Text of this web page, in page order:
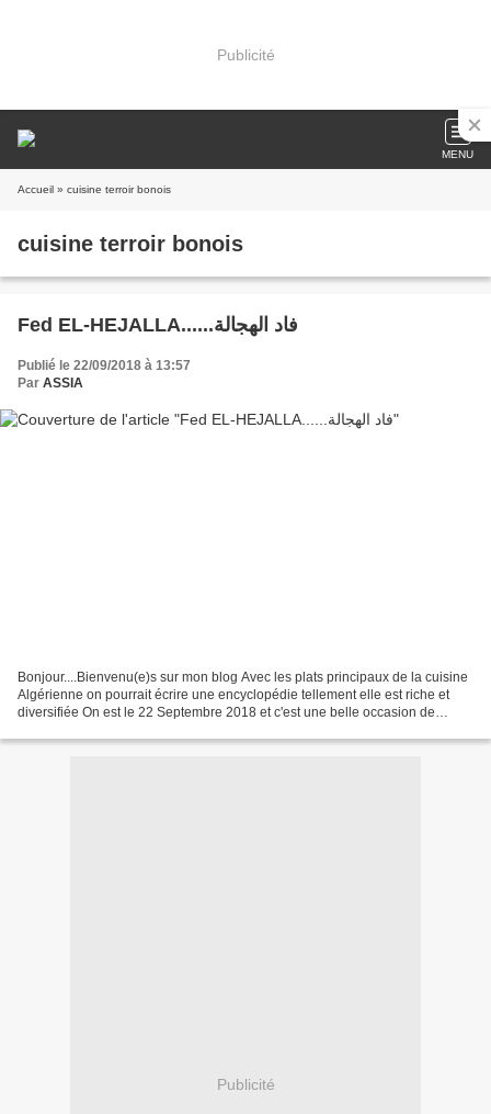
Publicité
MENU
Accueil » cuisine terroir bonois
cuisine terroir bonois
Fed EL-HEJALLA......فاد الهجالة
Publié le 22/09/2018 à 13:57
Par ASSIA
Bonjour....Bienvenu(e)s sur mon blog Avec les plats principaux de la cuisine
Algérienne on pourrait écrire une encyclopédie tellement elle est riche et
diversifiée On est le 22 Septembre 2018 et c'est une belle occasion de
Publicité